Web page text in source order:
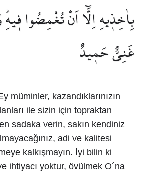
بِاٰخِذ۪يهِ اِلَّٓا اَنْ تُغْمِضُوا ف۪يهِۜ
غَنِيٌّ حَم۪يدٌ
müminler, kazandıklarınızın
ile sizin için topraktan
sadaka verin, sakın kendiniz
adi ve kalitesi
kalkışmayın. İyi bilin ki
ihtiyacı yoktur, övülmek O´na